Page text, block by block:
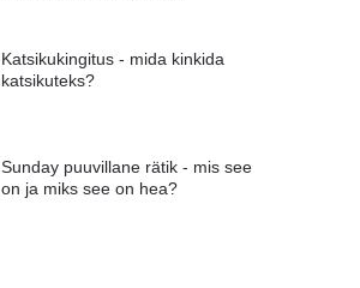
Katsikukingitus - mida kinkida
katsikuteks?
Sunday puuvillane rätik - mis see
on ja miks see on hea?